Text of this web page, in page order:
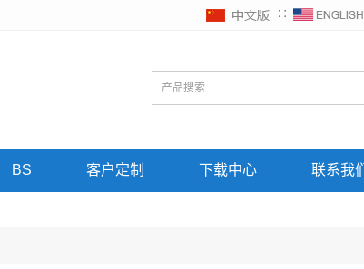
∷
BS 客户定制 下载中心 联系我们